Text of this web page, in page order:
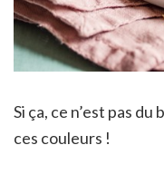
Si ça, ce n’est pas
ces couleurs !